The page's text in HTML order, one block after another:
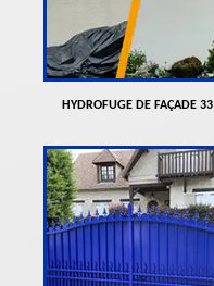
HYDROFUGE DE FAÇADE 33